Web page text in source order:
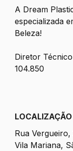
A Dream
especializada
Beleza!
Diretor
104.850
LOCALIZAÇÃO
Rua
Vila Mariana,